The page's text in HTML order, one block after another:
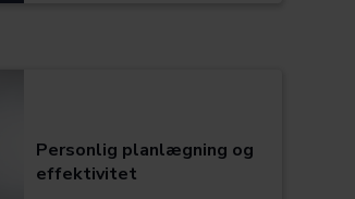
Personlig planlægning og
effektivitet